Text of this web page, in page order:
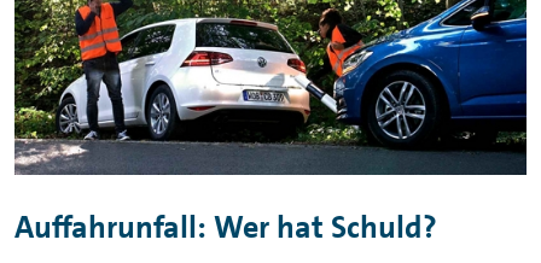
Auffahrunfall: Wer hat Schuld?